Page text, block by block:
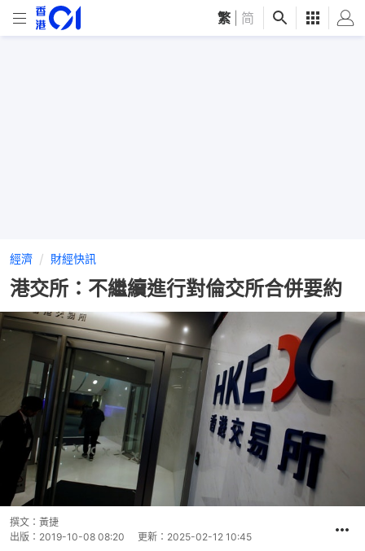
繁 简
經濟 財經快訊
港交所：不繼續進行對倫交所合併要約
撰文： 黃捷
出版： 2019-10-08 08:20 更新： 2025-02-12 10:45